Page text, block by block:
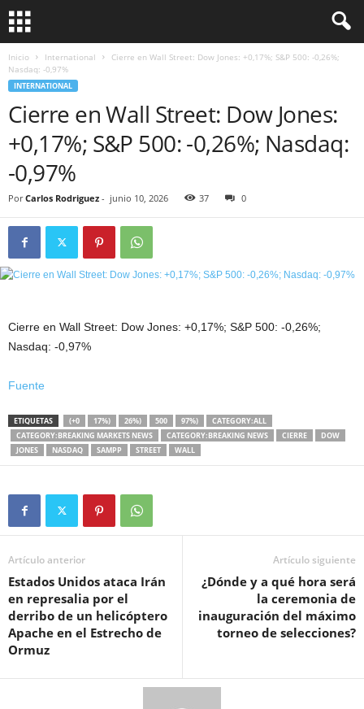
Inicio International
Cierre en Wall Street: Dow Jones: +0,17%; S&P 500: -0,26%;
Nasdaq: -0,97%
INTERNATIONAL
Cierre en Wall Street: Dow Jones:
+0,17%; S&P 500: -0,26%; Nasdaq:
-0,97%
Por Carlos Rodriguez - junio 10, 2026 37 0
Cierre en Wall Street: Dow Jones: +0,17%; S&P 500: -0,26%;
Nasdaq: -0,97%
Fuente
ETIQUETAS (+0 17%) 26%) 500 97%)
CATEGORY:ALL
CATEGORY:BREAKING MARKETS NEWS
CATEGORY:BREAKING NEWS CIERRE
DOW
JONES
NASDAQ SAMPP STREET WALL
Artículo anterior
Estados Unidos ataca Irán
en represalia por el
derribo de un helicóptero
Apache en el Estrecho de
Ormuz
Artículo siguiente
¿Dónde y a qué hora será
la ceremonia de
inauguración del máximo
torneo de selecciones?